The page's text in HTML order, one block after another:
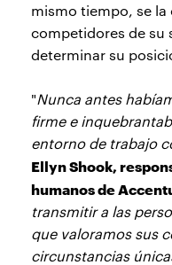
mismo tiempo, se
competidores de su
determinar su
"Nunca antes
firme e
entorno de trabajo
Ellyn Shook,
humanos de
transmitir a las
que valoramos sus
circunstancias